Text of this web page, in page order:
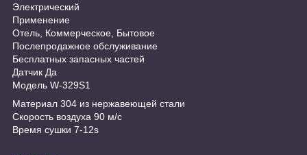
Электрический
Применение
Отель, Коммерческое, Бытовое
Послепродажное обслуживание
Бесплатных запасных частей
Датчик Да
Модель W-329S1
Материал 304 из нержавеющей стали
Скорость воздуха 90 м/с
Время сушки 7-12s